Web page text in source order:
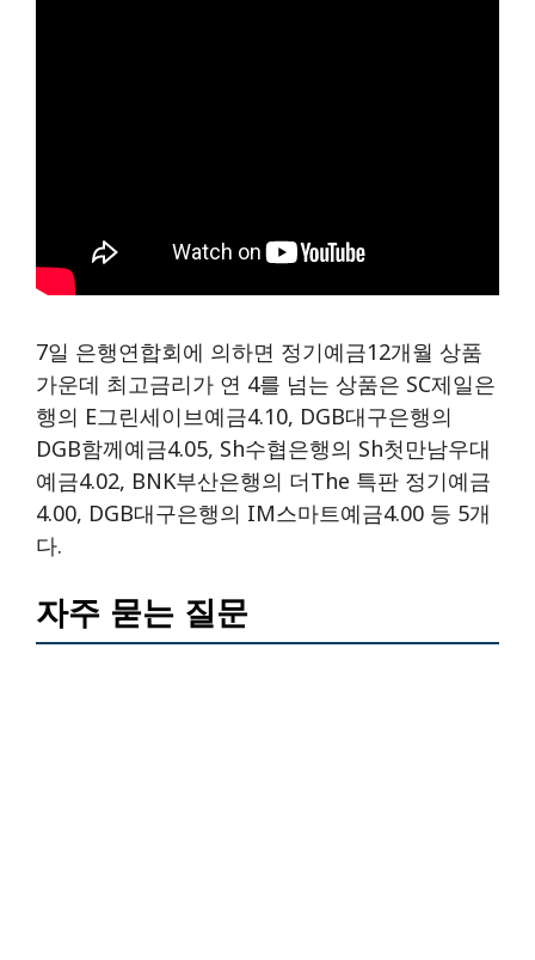
7일 은행연합회에 의하면 정기예금12개월 상품
가운데 최고금리가 연 4를 넘는 상품은 SC제일은
행의 E그린세이브예금4.10, DGB대구은행의
DGB함께예금4.05, Sh수협은행의 Sh첫만남우대
예금4.02, BNK부산은행의 더The 특판 정기예금
4.00, DGB대구은행의 IM스마트예금4.00 등 5개
다.
자주 묻는 질문